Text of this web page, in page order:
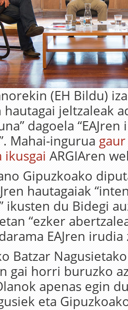
(EH Bildu)
jeltzaleak
dagoela “EAJren
Mahai-ingurua
ikusgai ARGIAren
Gipuzkoako
hautagaiak
ikusten du Bidegi
“ezker
EAJren irudia
Batzar
gai horri buruzko
apenas egin
eta